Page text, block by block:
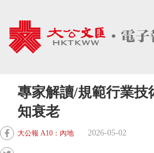
專家解讀/規範行業技
知衰老
大公報 A10：內地 2026-05-02